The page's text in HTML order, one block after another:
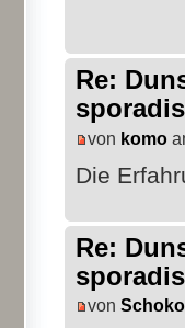
Re:
von komo
Die
Re:
von